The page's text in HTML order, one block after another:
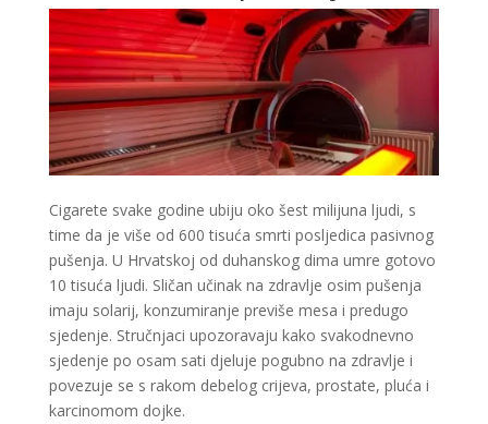
Cigarete svake godine ubiju oko šest milijuna ljudi, s
time da je više od 600 tisuća smrti posljedica pasivnog
pušenja. U Hrvatskoj od duhanskog dima umre gotovo
10 tisuća ljudi. Sličan učinak na zdravlje osim pušenja
imaju solarij, konzumiranje previše mesa i predugo
sjedenje. Stručnjaci upozoravaju kako svakodnevno
sjedenje po osam sati djeluje pogubno na zdravlje i
povezuje se s rakom debelog crijeva, prostate, pluća i
karcinomom dojke.